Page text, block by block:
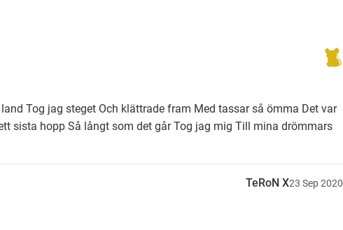
Tog jag steget Och klättrade fram Med tassar så ömma Det var
sista hopp Så långt som det går Tog jag mig Till mina drömmars
TeRoN X23 Sep2020